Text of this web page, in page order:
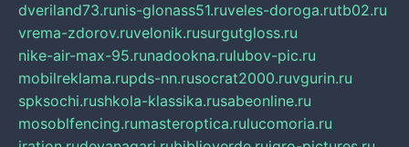
dveriland73.runis-glonass51.ruveles-doroga.rutb02.ru
vrema-zdorov.ruvelonik.rusurgutgloss.ru
nike-air-max-95.runadookna.rulubov-pic.ru
mobilreklama.rupds-nn.rusocrat2000.ruvgurin.ru
spksochi.rushkola-klassika.rusabeonline.ru
mosoblfencing.rumasteroptica.rulucomoria.ru